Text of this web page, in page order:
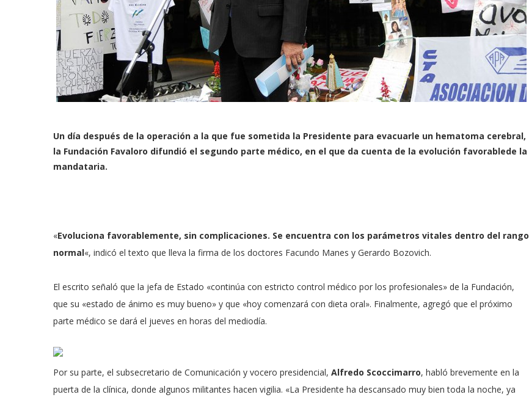
Un día después de la operación a la que fue sometida la Presidente para evacuarle un hematoma cerebral,
la Fundación Favaloro difundió el segundo parte médico, en el que da cuenta de la evolución favorablede la
mandataria.
«Evoluciona favorablemente, sin complicaciones. Se encuentra con los parámetros vitales dentro del rango
normal«, indicó el texto que lleva la firma de los doctores Facundo Manes y Gerardo Bozovich.
El escrito señaló que la jefa de Estado «continúa con estricto control médico por los profesionales» de la Fundación,
que su «estado de ánimo es muy bueno» y que «hoy comenzará con dieta oral». Finalmente, agregó que el próximo
parte médico se dará el jueves en horas del mediodía.
Por su parte, el subsecretario de Comunicación y vocero presidencial, Alfredo Scoccimarro, habló brevemente en la
puerta de la clínica, donde algunos militantes hacen vigilia. «La Presidente ha descansado muy bien toda la noche, ya